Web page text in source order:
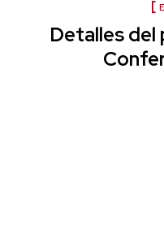
Detalles del